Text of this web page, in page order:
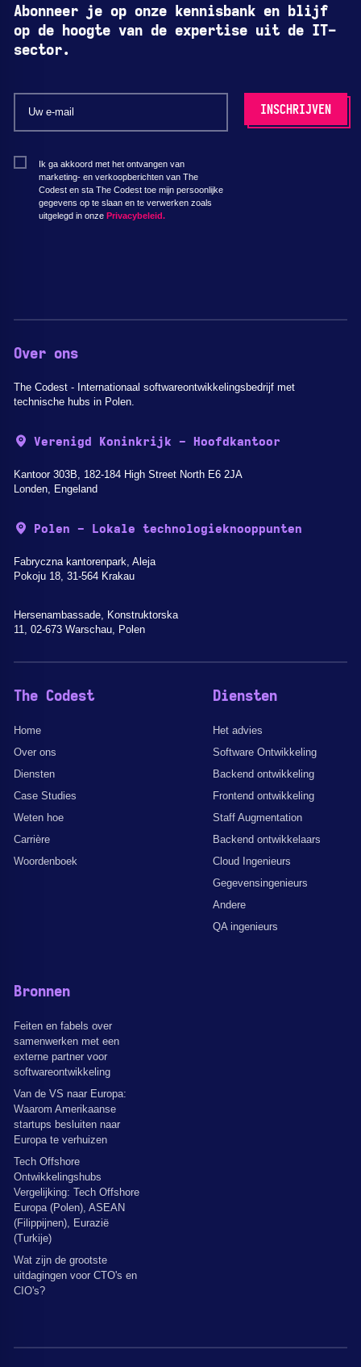
Abonneer je op onze kennisbank en blijf
op de hoogte van de expertise uit de IT-
sector.
Ik ga akkoord met het ontvangen van
marketing- en verkoopberichten van The
Codest en sta The Codest toe mijn persoonlijke
gegevens op te slaan en te verwerken zoals
uitgelegd in onze Privacybeleid.
Over ons
The Codest - Internationaal softwareontwikkelingsbedrijf met
technische hubs in Polen.
Verenigd Koninkrijk - Hoofdkantoor
Kantoor 303B, 182-184 High Street North E6 2JA
Londen, Engeland
Polen - Lokale technologieknooppunten
Fabryczna kantorenpark, Aleja
Pokoju 18, 31-564 Krakau
Hersenambassade, Konstruktorska
11, 02-673 Warschau, Polen
The Codest
Home
Over ons
Diensten
Case Studies
Weten hoe
Carrière
Woordenboek
Diensten
Het advies
Software Ontwikkeling
Backend ontwikkeling
Frontend ontwikkeling
Staff Augmentation
Backend ontwikkelaars
Cloud Ingenieurs
Gegevensingenieurs
Andere
QA ingenieurs
Bronnen
Feiten en fabels over
samenwerken met een
externe partner voor
softwareontwikkeling
Van de VS naar Europa:
Waarom Amerikaanse
startups besluiten naar
Europa te verhuizen
Tech Offshore
Ontwikkelingshubs
Vergelijking: Tech Offshore
Europa (Polen), ASEAN
(Filippijnen), Eurazië
(Turkije)
Wat zijn de grootste
uitdagingen voor CTO's en
CIO's?